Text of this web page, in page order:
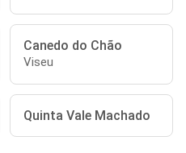
Canedo do Chão
Viseu
Quinta Vale Machado